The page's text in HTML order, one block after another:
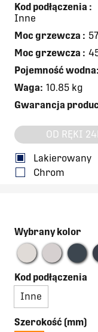
Kod podłączenia :
Inne
Moc grzewcza :
Moc grzewcza :
Pojemność wodna:
Waga: 10.85 kg
Gwarancja
OD RĘKI
Lakierowany
Chrom
Wybrany kolor
Kod podłączenia
Inne
Szerokość (mm)